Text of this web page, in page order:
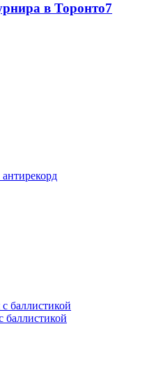
в Торонто7
баллистикой